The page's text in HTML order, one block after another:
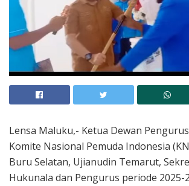
Lensa Maluku,- Ketua Dewan
Komite Nasional Pemuda Indonesia
Buru Selatan, Ujianudin Temarut,
Hukunala dan Pengurus periode 2025-